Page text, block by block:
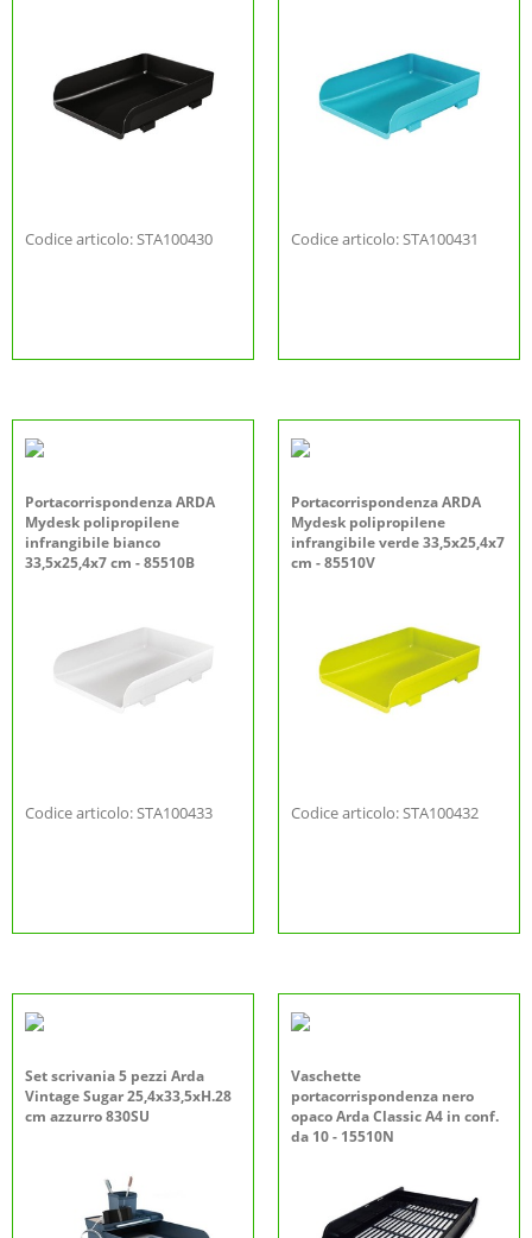
Codice articolo: STA100430 Codice articolo: STA100431
Portacorrispondenza ARDA
Mydesk polipropilene
infrangibile bianco
33,5x25,4x7 cm - 85510B
Codice articolo: STA100433
Portacorrispondenza ARDA
Mydesk polipropilene
infrangibile verde 33,5x25,4x7
cm - 85510V
Codice articolo: STA100432
Set scrivania 5 pezzi Arda
Vintage Sugar 25,4x33,5xH.28
cm azzurro 830SU
Vaschette
portacorrispondenza nero
opaco Arda Classic A4 in conf.
da 10 - 15510N